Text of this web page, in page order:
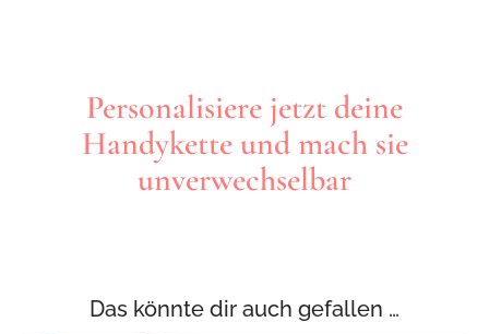
Personalisiere jetzt deine
Handykette und mach sie
unverwechselbar
Das könnte dir auch gefallen …